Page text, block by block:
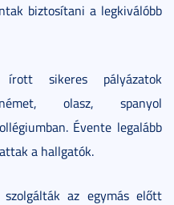
biztosítani a legkiválóbb
sikeres pályázatok
olasz, spanyol
Évente legalább
a hallgatók.
szolgálták az egymás előtt